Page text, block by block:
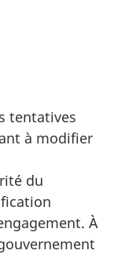
tentatives
à modifier
du
À